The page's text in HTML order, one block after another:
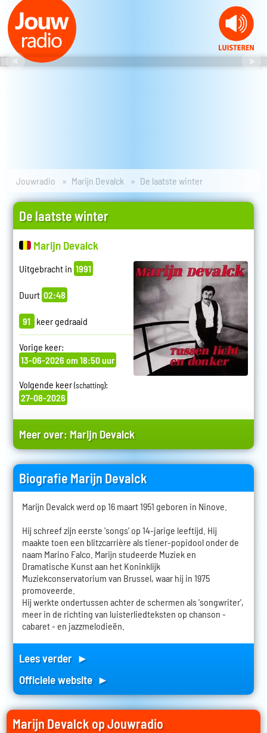
Jouwradio Marijn Devalck De laatste winter
De laatste winter
Marijn Devalck
Uitgebracht in 1991
Duurt 02:48
91 keer gedraaid
Vorige keer:
13-06-2026 om 18:50 uur
Volgende keer(schatting):
27-08-2026
Meer over: Marijn Devalck
Biografie Marijn Devalck
Marijn Devalck werd op 16 maart 1951 geboren in Ninove.
Hij schreef zijn eerste 'songs' op 14-jarige leeftijd. Hij
maakte toen een blitzcarrière als tiener-popidool onder de
naam Marino Falco. Marijn studeerde Muziek en
Dramatische Kunst aan het Koninklijk
Muziekconservatorium van Brussel, waar hij in 1975
promoveerde.
Hij werkte ondertussen achter de schermen als 'songwriter',
meer in de richting van luisterliedteksten op chanson -
cabaret - en jazzmelodieën.
Lees verder ►
Officiele website ►
Marijn Devalck op Jouwradio